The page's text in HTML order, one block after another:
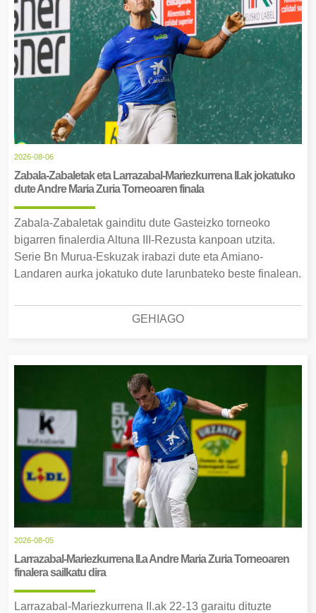
2026-08-06
Zabala-Zabaletak eta Larrazabal-Mariezkurrena II.ak jokatuko
dute Andre Maria Zuria Torneoaren finala
Zabala-Zabaletak gainditu dute Gasteizko torneoko
bigarren finalerdia Altuna III-Rezusta kanpoan utzita.
Serie Bn Murua-Eskuzak irabazi dute eta Amiano-
Landaren aurka jokatuko dute larunbateko beste finalean.
GEHIAGO
2026-08-05
Larrazabal-Mariezkurrena II.a Andre Maria Zuria Torneoaren
finalera sailkatu dira
Larrazabal-Mariezkurrena II.ak 22-13 garaitu dituzte